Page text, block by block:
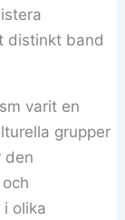
distinkt band
varit en
grupper
den
olika